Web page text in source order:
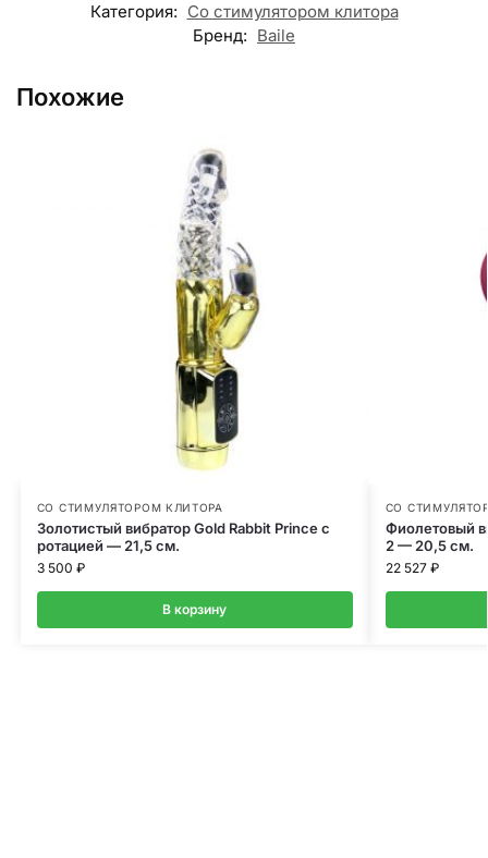
Категория: Со стимулятором клитора
Бренд: Baile
Похожие
СО СТИМУЛЯТОРОМ КЛИТОРА
Золотистый вибратор Gold Rabbit Prince с
ротацией — 21,5 см.
3 500 ₽
В корзину
СО
Фиолетовый
2 — 20,5 см.
22 527 ₽